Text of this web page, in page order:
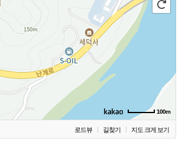
100m
로드뷰 길찾기 지도 크게 보기